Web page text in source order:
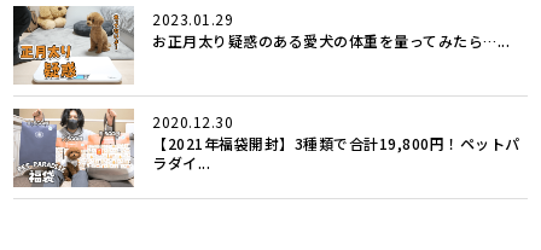
2023.01.29
お正月太り疑惑のある愛犬の体重を量ってみたら…...
2020.12.30
【2021年福袋開封】3種類で合計19,800円！ペットパ
ラダイ...